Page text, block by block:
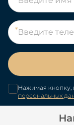
Нажимая кнопку,
персональных